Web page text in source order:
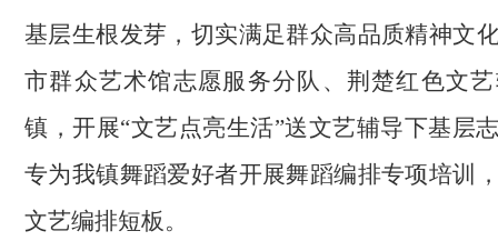
基层生根发芽，切实满足群众高品质精神文
市群众艺术馆志愿服务分队、荆楚红色文
镇，开展“文艺点亮生活”送文艺辅导下基层
专为我镇舞蹈爱好者开展舞蹈编排专项培训
文艺编排短板。